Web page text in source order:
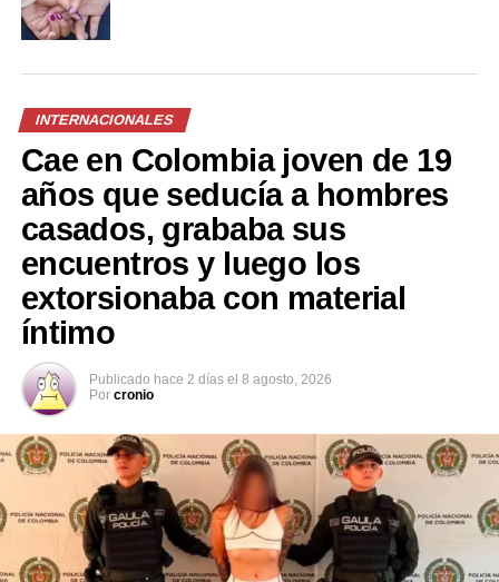
una menor en Cojutepeque
24 abril, 2023
RELATED TOPICS: ABUSADOR SEXUAL
PRINCIPAL1 VIOLADOR
UP NEXT
Bebé de 3 meses muere tras haber sido abusada por su
padrastro de 17 años
DON'T MISS
Pareja mexicana organiza su boda con temática nazi
INTERNACIONALES
Cae en Colombia joven de 19
años que seducía a hombres
casados, grababa sus
encuentros y luego los
extorsionaba con material
íntimo
Publicado hace 2 días el 8 agosto, 2026
Por cronio